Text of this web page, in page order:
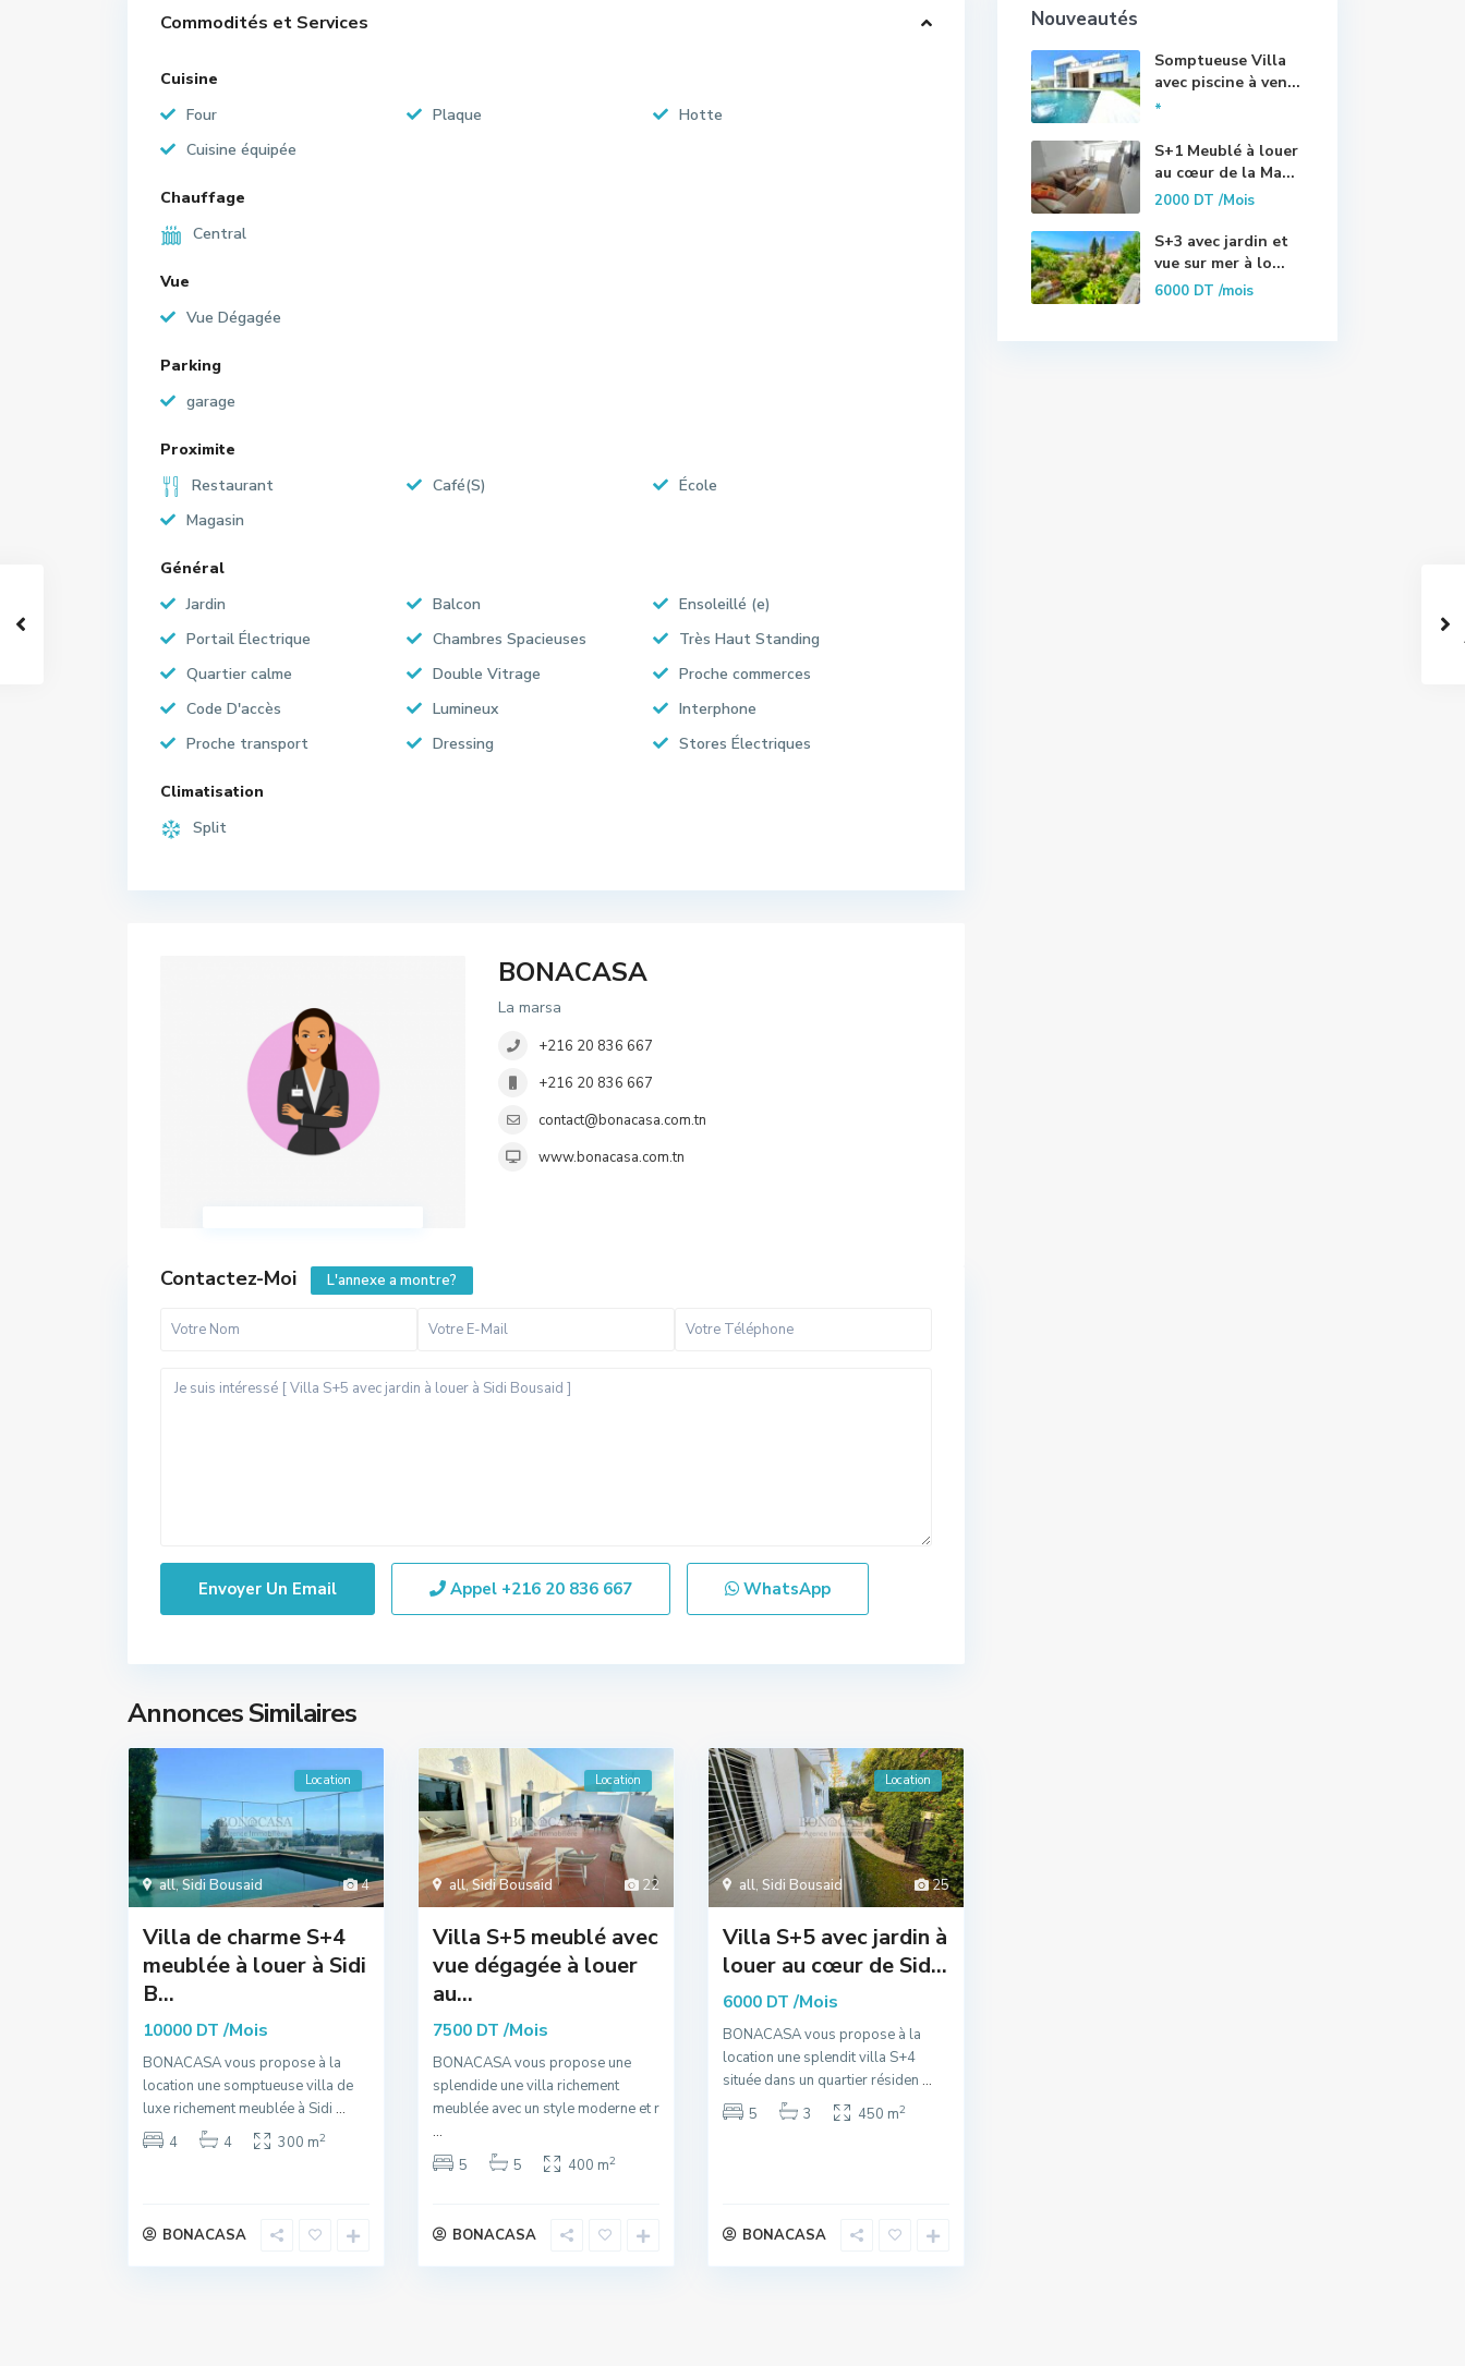
Commodités et Services
Cuisine
Four
Plaque
Hotte
Cuisine équipée
Chauffage
Central
Vue
Vue Dégagée
Parking
garage
Proximite
Restaurant
Café(S)
École
Magasin
Général
Jardin
Balcon
Ensoleillé (e)
Portail Électrique
Chambres Spacieuses
Très Haut Standing
Quartier calme
Double Vitrage
Proche commerces
Code D'accès
Lumineux
Interphone
Proche transport
Dressing Stores Électriques
Climatisation
Split
BONACASA
La marsa
+216 20 836 667
+216 20 836 667
contact@bonacasa.com.tn
www.bonacasa.com.tn
Contactez-Moi L'annexe a montre?
Appel +216 20 836 667 WhatsApp
Annonces Similaires
4
all,Sidi Bousaid
Location
Villa de charme S+4
meublée à louer à Sidi
B...
10000 DT/Mois
BONACASA vous propose à la
location une somptueuse villa de
luxe richement meublée à Sidi ...
4
4 300 m2
BONACASA
22
all,Sidi Bousaid
Location
Villa S+5 meublé avec
vue dégagée à louer
au...
7500 DT/Mois
BONACASA vous propose une
splendide une villa richement
meublée avec un style moderne et r
...
5
5 400 m2
BONACASA
25
all, Sidi Bousaid
Location
Villa S+5 avec jardin à
louer au cœur de Sid...
6000 DT/Mois
BONACASA vous propose à la
location une splendit villa S+4
située dans un quartier résiden ...
5
3 450 m2
BONACASA
Nouveautés
Somptueuse Villa
avec piscine à ven...
*
S+1 Meublé à louer
au cœur de la Ma...
2000 DT/Mois
S+3 avec jardin et
vue sur mer à lo...
6000 DT/mois